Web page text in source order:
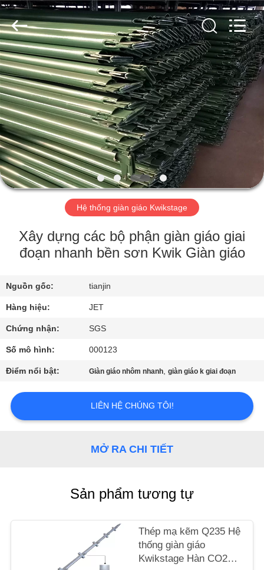
NHÀ
CÁC
SẢN
PHẨM
VỀ
CHÚNG
THAM
NHÀ
MÁY
KIỂM
SOÁT
LƯỢNG
Jet
Scaffold
&
Formwork
System
Co.,
Ltd..
All
Rights
Reserved.
Hệ thống giàn giáo Kwikstage
Xây dựng các bộ phận giàn giáo giai
đoạn nhanh bền sơn Kwik Giàn giáo
Nguồn gốc: tianjin
Hàng hiệu: JET
Chứng nhận: SGS
Số mô hình: 000123
Điểm nổi bật: Giàn giáo nhôm nhanh,giàn giáo k giai đoạn
LIÊN HỆ CHÚNG TÔI!
MỞ RA CHI TIẾT
Sản phẩm tương tự
Thép mạ kẽm Q235 Hệ
thống giàn giáo
Kwikstage Hàn CO2